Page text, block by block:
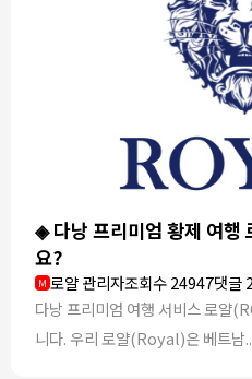
◈ 다낭 프리미엄 황제 여
요?
M 로얄 관리자조회수 24947댓글
다낭 프리미엄 여행 서비스 로얄
니다.​ ​우리 로얄(Royal)은 베트남